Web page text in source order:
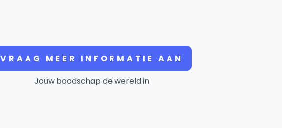
VRAAG MEER INFORMATIE AAN
Jouw boodschap de wereld in